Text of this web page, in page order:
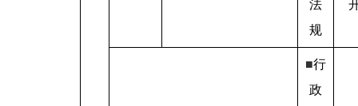
法
规
■行
政